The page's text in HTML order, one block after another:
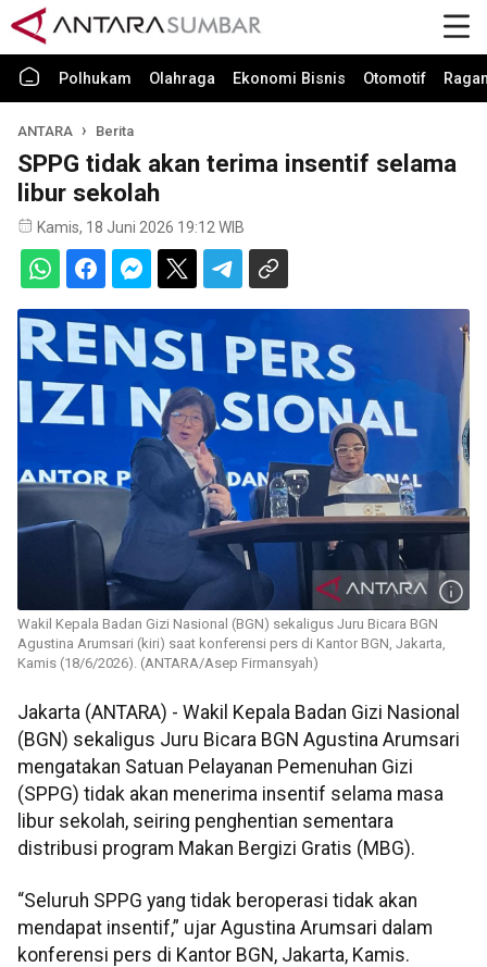
Polhukam Olahraga Ekonomi Bisnis Otomotif
ANTARA Berita
SPPG tidak akan terima insentif selama
libur sekolah
Kamis, 18 Juni 2026 19:12 WIB
Wakil Kepala Badan Gizi Nasional (BGN) sekaligus Juru Bicara BGN
Agustina Arumsari (kiri) saat konferensi pers di Kantor BGN, Jakarta,
Kamis (18/6/2026). (ANTARA/Asep Firmansyah)
Jakarta (ANTARA) - Wakil Kepala Badan Gizi Nasional
(BGN) sekaligus Juru Bicara BGN Agustina Arumsari
mengatakan Satuan Pelayanan Pemenuhan Gizi
(SPPG) tidak akan menerima insentif selama masa
libur sekolah, seiring penghentian sementara
distribusi program Makan Bergizi Gratis (MBG).
“Seluruh SPPG yang tidak beroperasi tidak akan
mendapat insentif,” ujar Agustina Arumsari dalam
konferensi pers di Kantor BGN, Jakarta, Kamis.